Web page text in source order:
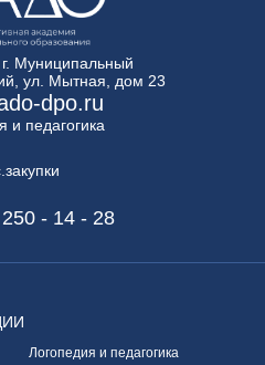
г. Муниципальный
ул. Мытная, дом 23
dpo.ru
и педагогика
- 14 - 28
Логопедия и педагогика